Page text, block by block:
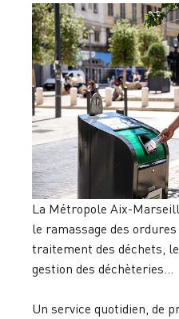
La Métropole Aix-
le ramassage des
traitement des déchets,
gestion des déchèteries…
Un service quotidien, de